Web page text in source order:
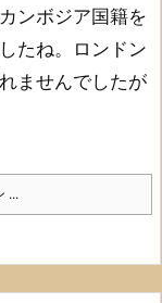
カンボジア国籍を
たね。
ロンドン
ませんでしたが
...